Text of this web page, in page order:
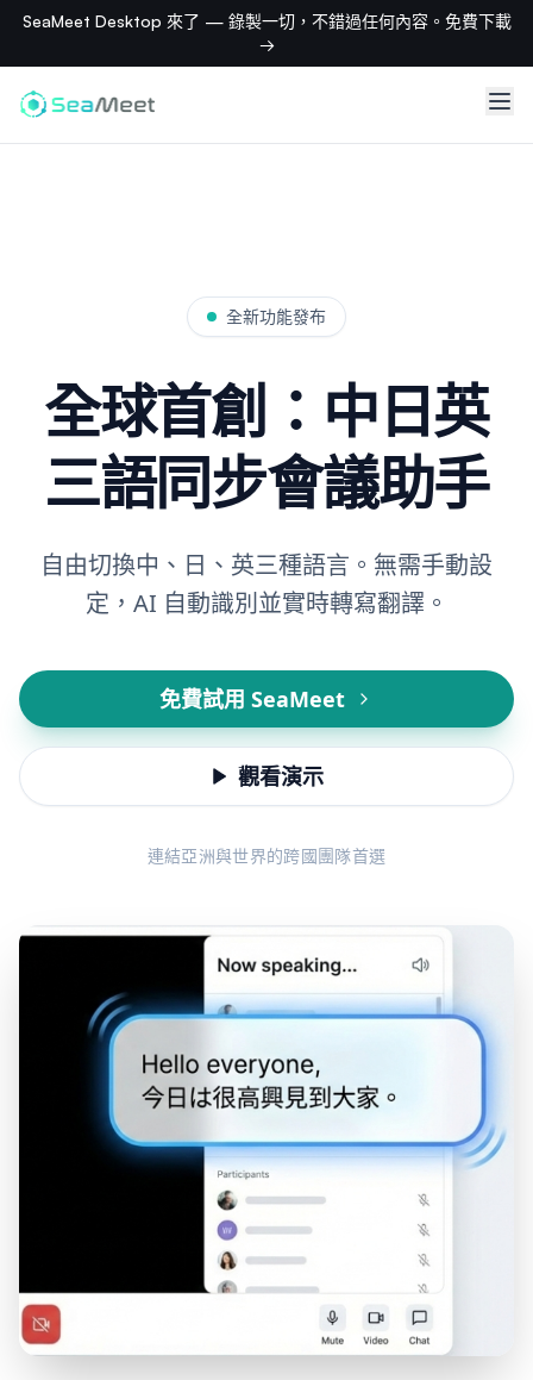
SeaMeet Desktop 來了 — 錄製一切，不錯過任何內容。免費下載
→
全新功能發布
全球首創：中日英
三語同步會議助手
自由切換中、日、英三種語言。無需手動設
定，AI 自動識別並實時轉寫翻譯。
免費試用 SeaMeet
觀看演示
連結亞洲與世界的跨國團隊首選